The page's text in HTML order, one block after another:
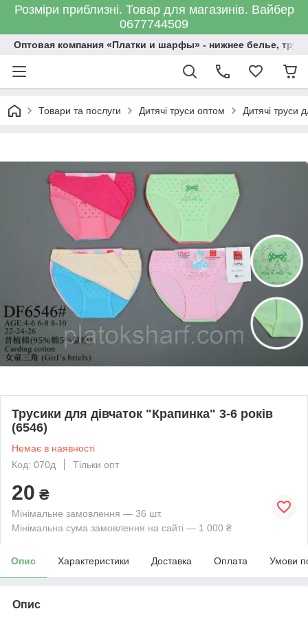
Розміри приблизні. Товар для магазинів. Вайбер
0677744509
Оптовая компания «Платки и шарфы» - нижнее белье,
Товари та послуги Дитячі труси оптом Дитячі труси
Трусики для дівчаток "Крапинка" 3-6 років
(6546)
Немає в наявності
Код: 070д
Тільки опт
20 ₴
Мінімальне замовлення — 36 шт.
Мінімальна сума замовлення на сайті — 1 000 ₴
Опис Характеристики Доставка Оплата Умови
Опис